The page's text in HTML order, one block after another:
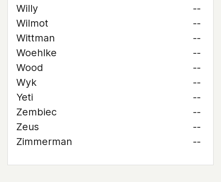
Willy
--
Wilmot
--
Wittman
--
Woehlke
--
Wood
--
Wyk
--
Yeti
--
Zembiec
--
Zeus
--
Zimmerman
--